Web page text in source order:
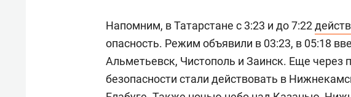
Напомним, в Татарстане с 3:23 и до 7:22
опасность. Режим объявили в 03:23, в 05:18
Альметьевск, Чистополь и Заинск. Еще через
безопасности стали действовать в